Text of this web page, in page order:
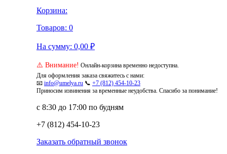
Корзина:
Товаров: 0
На сумму: 0,00 ₽
⚠️ Внимание! Онлайн-корзина временно недоступна.
Для оформления заказа свяжитесь с нами:
📧 info@umelya.ru 📞 +7 (812) 454-10-23
Приносим извинения за временные неудобства. Спасибо за понимание!
с 8:30 до 17:00 по будням
+7 (812) 454-10-23
Заказать обратный звонок